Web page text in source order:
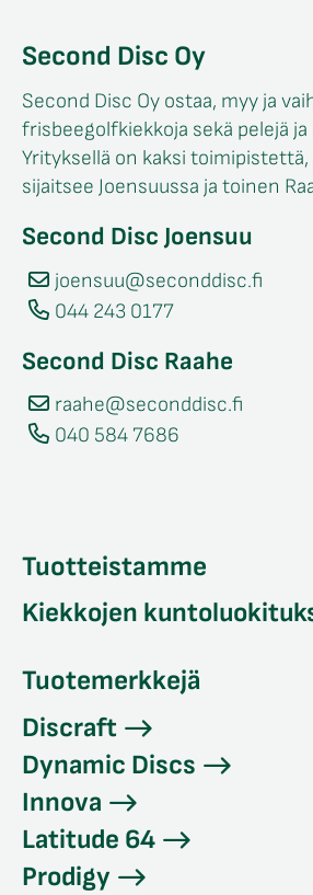
Second Disc Oy
Second Disc Oy ostaa, myy ja
frisbeegolfkiekkoja sekä pelejä
Yrityksellä on kaksi
sijaitsee Joensuussa ja toinen
Second Disc Joensuu
joensuu@seconddisc.fi
044 243 0177
Second Disc Raahe
raahe@seconddisc.fi
040 584 7686
Tuotteistamme
Kiekkojen
Tuotemerkkejä
Discraft
Dynamic Discs
Innova
Latitude 64
Prodigy